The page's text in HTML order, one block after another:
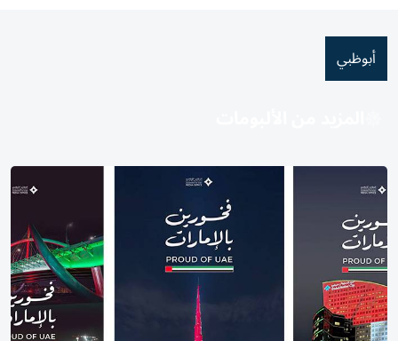
أبوظبي